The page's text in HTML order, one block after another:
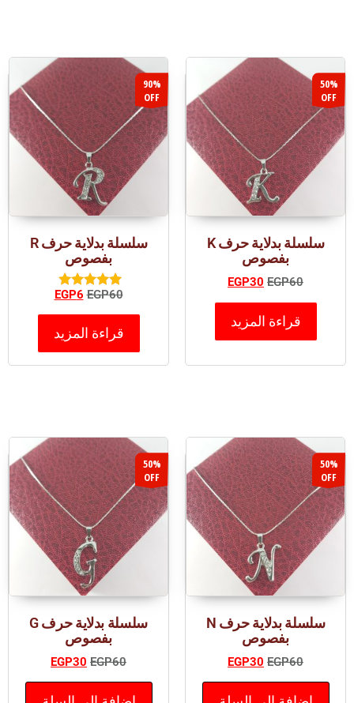
50%
OFF
سلسلة بدلاية حرف K
بفصوص
EGP60
EGP30
قراءة المزيد
90%
OFF
سلسلة بدلاية حرف R
بفصوص
تم التقييم
EGP60
EGP6
قراءة المزيد
50%
OFF
سلسلة بدلاية حرف N
بفصوص
EGP60
EGP30
50%
OFF
سلسلة بدلاية حرف G
بفصوص
EGP60
EGP30